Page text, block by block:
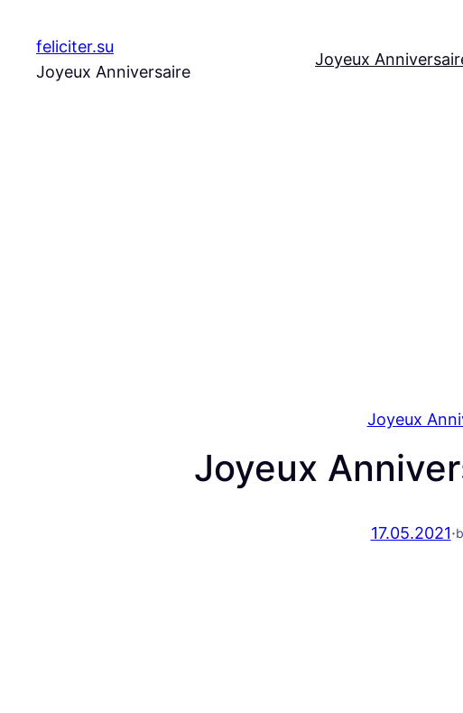
contenu
feliciter.su
Joyeux Anniversaire
Joyeux
Joyeux
Joyeux
17.05.2021·